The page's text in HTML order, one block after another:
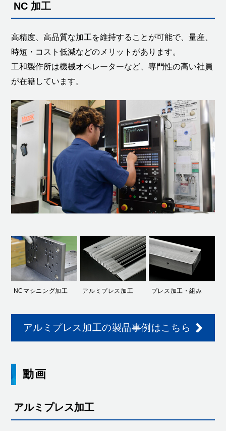
NC 加工
高精度、高品質な加工を維持することが可能で、量産、
時短・コスト低減などのメリットがあります。
工和製作所は機械オペレーターなど、専門性の高い社員
が在籍しています。
NCマシニング加工 アルミプレス加工 プレス加工・組み
アルミプレス加工の製品事例はこちら
動画
アルミプレス加工